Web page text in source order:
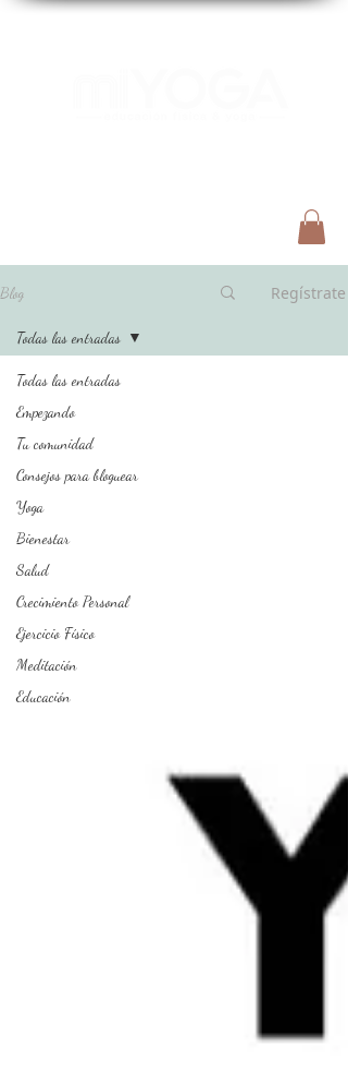
Blog Regístrate
Todas las entradas
Empezando
Tu comunidad
Consejos para bloguear
Yoga
Bienestar
Salud
Crecimiento Personal
Ejercicio Físico
Meditación
Educación
Todas las entradas